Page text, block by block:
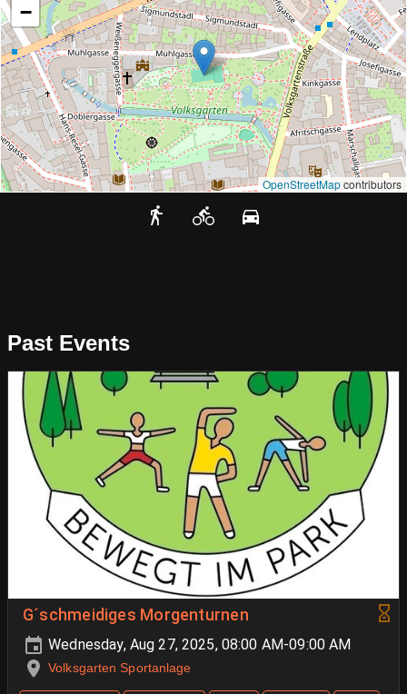
−
OpenStreetMapcontributors
Past Events
G´schmeidiges Morgenturnen
Wednesday, Aug 27, 2025, 08:00 AM-09:00 AM
Volksgarten Sportanlage